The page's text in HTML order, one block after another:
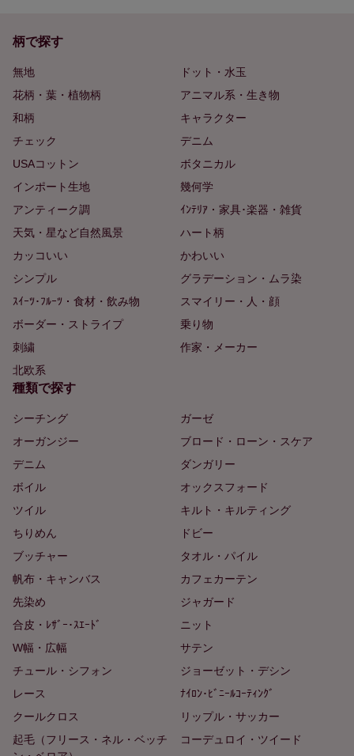
柄で探す
無地
ドット・水玉
花柄・葉・植物柄
アニマル系・生き物
和柄
キャラクター
チェック
デニム
USAコットン
ボタニカル
インポート生地
幾何学
アンティーク調
ｲﾝﾃﾘｱ・家具･楽器・雑貨
天気・星など自然風景
ハート柄
カッコいい
かわいい
シンプル
グラデーション・ムラ染
ｽｲｰﾂ･ﾌﾙｰﾂ・食材・飲み物
スマイリー・人・顔
ボーダー・ストライプ
乗り物
刺繍
作家・メーカー
北欧系
種類で探す
シーチング
ガーゼ
オーガンジー
ブロード・ローン・スケア
デニム
ダンガリー
ボイル
オックスフォード
ツイル
キルト・キルティング
ちりめん
ドビー
ブッチャー
タオル・パイル
帆布・キャンバス
カフェカーテン
先染め
ジャガード
合皮・ﾚｻﾞｰ･ｽｴｰﾄﾞ
ニット
W幅・広幅
サテン
チュール・シフォン
ジョーゼット・デシン
レース
ﾅｲﾛﾝ･ﾋﾞﾆｰﾙｺｰﾃｨﾝｸﾞ
クールクロス
リップル・サッカー
起毛（フリース・ネル・ベッチ
コーデュロイ・ツイード